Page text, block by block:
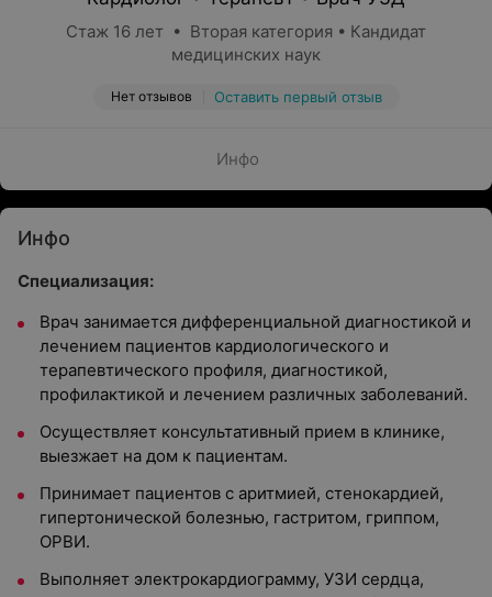
Стаж 16 лет • Вторая категория • Кандидат
медицинских наук
Нет отзывов Оставить первый отзыв
Инфо
Инфо
Специализация:
Врач занимается дифференциальной диагностикой и
лечением пациентов кардиологического и
терапевтического профиля, диагностикой,
профилактикой и лечением различных заболеваний.
Осуществляет консультативный прием в клинике,
выезжает на дом к пациентам.
Принимает пациентов с аритмией, стенокардией,
гипертонической болезнью, гастритом, гриппом,
ОРВИ.
Выполняет электрокардиограмму, УЗИ сердца,